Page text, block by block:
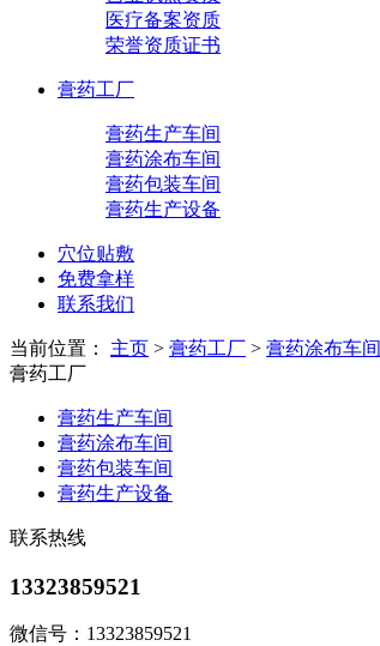
医疗备案资质
荣誉资质证书
膏药工厂
膏药生产车间
膏药涂布车间
膏药包装车间
膏药生产设备
穴位贴敷
免费拿样
联系我们
当前位置： 主页 > 膏药工厂 > 膏药涂布车间
膏药工厂
膏药生产车间
膏药涂布车间
膏药包装车间
膏药生产设备
联系热线
13323859521
微信号：13323859521